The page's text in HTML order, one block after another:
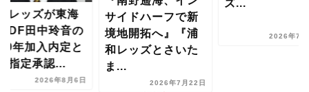
レッズが東海
DF田中玲音の
年加入内定と
指定承認...
2026年8月6日
サイドハーフで新
境地開拓へ』『浦
和レッズとさいた
ま...
2026年7月22日
ズ...
2026年7